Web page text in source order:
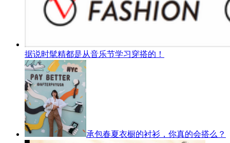
据说时髦精都是从音乐节学习穿搭的！
承包春夏衣橱的衬衫，你真的会搭么？